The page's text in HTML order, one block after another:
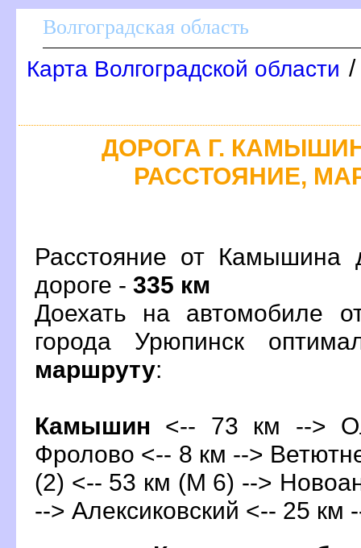
олгоградская область
Карта Волгоградской области /
ДОРОГА Г.
РАССТОЯНИЕ,
Расстояние от Камышина
дороге - 335 км
Доехать на автомобиле
орода Урюпинск
маршруту:
Камышин <-- 73 км -->
Фролово <-- 8 км -->
(2) <-- 53 км (М 6) -->
--> Алексиковский <-- 25 км